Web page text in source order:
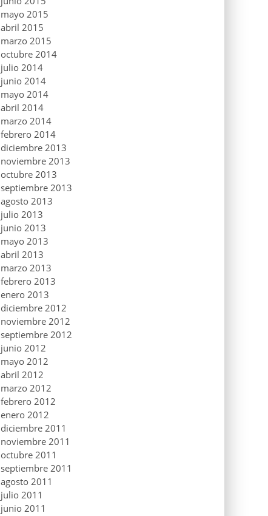
mayo 2015
abril 2015
marzo 2015
octubre 2014
julio 2014
junio 2014
mayo 2014
abril 2014
marzo 2014
febrero 2014
diciembre 2013
noviembre 2013
octubre 2013
septiembre 2013
agosto 2013
julio 2013
junio 2013
mayo 2013
abril 2013
marzo 2013
febrero 2013
enero 2013
diciembre 2012
noviembre 2012
septiembre 2012
junio 2012
mayo 2012
abril 2012
marzo 2012
febrero 2012
enero 2012
diciembre 2011
noviembre 2011
octubre 2011
septiembre 2011
agosto 2011
julio 2011
junio 2011